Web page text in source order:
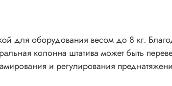
для оборудования весом до 8 кг.
колонна штатива может быть
и регулирования